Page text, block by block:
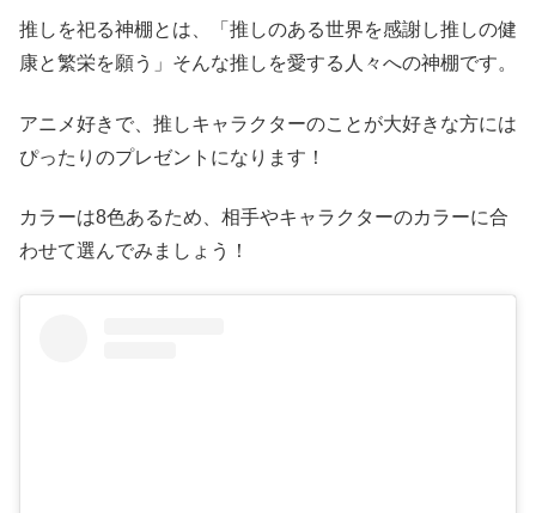
推しを祀る神棚とは、「推しのある世界を感謝し推しの健
康と繁栄を願う」そんな推しを愛する人々への神棚です。
アニメ好きで、推しキャラクターのことが大好きな方には
ぴったりのプレゼントになります！
カラーは8色あるため、相手やキャラクターのカラーに合
わせて選んでみましょう！